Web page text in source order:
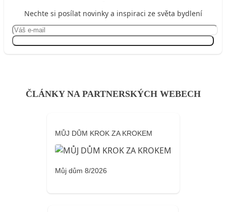
Nechte si posílat novinky a inspiraci ze světa bydlení
ČLÁNKY NA PARTNERSKÝCH WEBECH
MŮJ DŮM KROK ZA KROKEM
Můj dům 8/2026